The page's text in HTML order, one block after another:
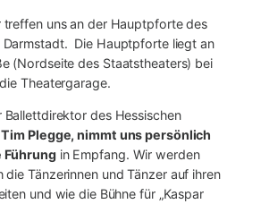
treffen uns an der Hauptpforte des
Darmstadt. Die Hauptpforte liegt an
(Nordseite des Staatstheaters) bei
Theatergarage.
Ballettdirektor des Hessischen
Tim Plegge, nimmt uns persönlich
Führungin Empfang. Wir werden
die Tänzerinnen und Tänzer auf ihren
und wie die Bühne für „Kaspar